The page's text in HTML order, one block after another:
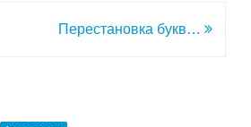
Перестановка букв…